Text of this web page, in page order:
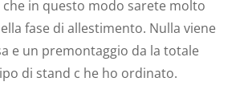
in questo modo sarete molto
fase di allestimento. Nulla viene
e un premontaggio da la totale
di stand c he ho ordinato.